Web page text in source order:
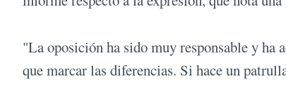
"La oposición ha sido muy responsable y ha
que marcar las diferencias. Si hace un